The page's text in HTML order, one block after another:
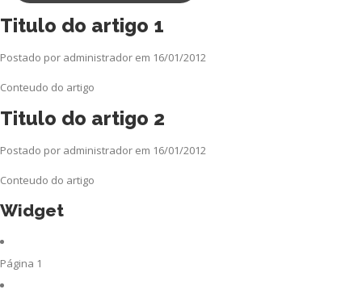
Titulo do artigo 1
Postado por administrador em 16/01/2012
Conteudo do artigo
Titulo do artigo 2
Postado por administrador em 16/01/2012
Conteudo do artigo
Widget
Página 1